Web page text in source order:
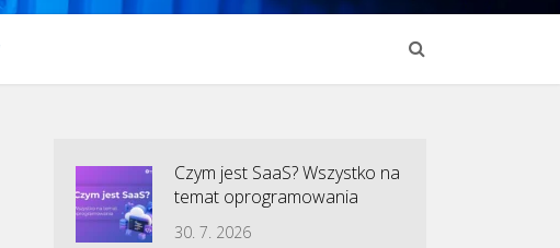
Czym jest SaaS? Wszystko na
temat oprogramowania
30. 7. 2026